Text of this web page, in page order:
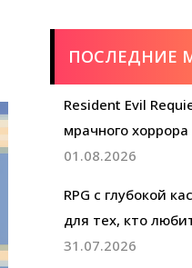
ПОСЛЕДНИЕ
Resident Evil
мрачного
01.08.2026
RPG с глубокой
для тех, кто
31.07.2026